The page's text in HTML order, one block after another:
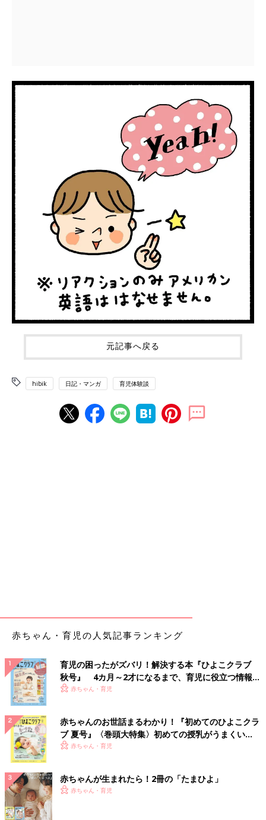
元記事へ戻る
hibik 日記・マンガ 育児体験談
赤ちゃん・育児の人気記事ランキング
育児の困ったがズバリ！解決する本『ひよこクラブ
秋号』 4カ月～2才になるまで、育児に役立つ情報が
いっぱい！
赤ちゃん・育児
赤ちゃんのお世話まるわかり！『初めてのひよこクラ
ブ 夏号』〈巻頭大特集〉初めての授乳がうまくい
く！ おっぱい・ミルクの基本と夏のトラブル 解決テ
赤ちゃん・育児
赤ちゃんが生まれたら！2冊の「たまひよ」
赤ちゃん・育児